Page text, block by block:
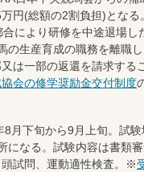
万円(総額の2割負担)とな
により研修を中途退場し
の生産育成の職務を離職
は一部の返還を請求する
会の修学奨励金交付制度
月下旬から9月上旬。試験
になる。試験内容は書類
試問、運動適性検査。※